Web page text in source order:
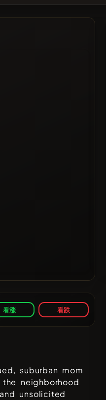
看涨 看跌
suburban mom
neighborhood
unsolicited